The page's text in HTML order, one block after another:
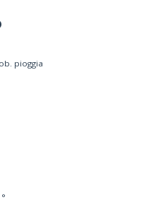
e servizi comunali
pioggia